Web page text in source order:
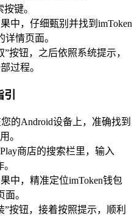
键。
中，仔细甄别并找到imToken
情页面。
”按钮，之后依照系统提示，
过程。
您的Android设备上，准确找到
。
商店的搜索栏里，输入
中，精准定位imToken钱包
。
”按钮，接着按照提示，顺利